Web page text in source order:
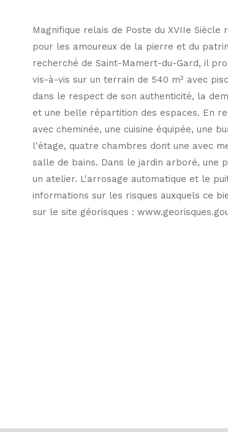
Magnifique relais de Poste du XVIIe
pour les amoureux de la pierre et du
recherché de Saint-Mamert-du-Gard, il
vis-à-vis sur un terrain de 540 m² avec
dans le respect de son authenticité, la
et une belle répartition des espaces. En
avec cheminée, une cuisine équipée, une
l'étage, quatre chambres dont une avec
salle de bains. Dans le jardin arboré, une
un atelier. L'arrosage automatique et le
informations sur les risques auxquels ce
sur le site géorisques :